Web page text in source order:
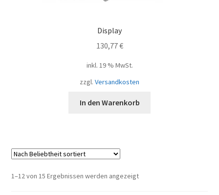
Display
130,77€
inkl. 19 % MwSt.
zzgl. Versandkosten
In den Warenkorb
1–12 von 15 Ergebnissen werden angezeigtNach